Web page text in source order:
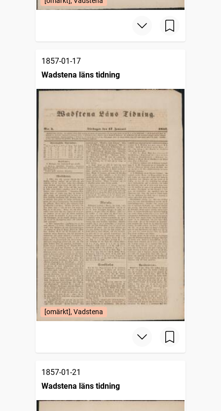
1857-01-17
Wadstena läns tidning
[omärkt], Vadstena
1857-01-21
Wadstena läns tidning